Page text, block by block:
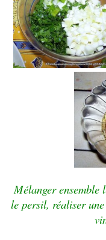
Mélanger ensemble
le persil, réaliser